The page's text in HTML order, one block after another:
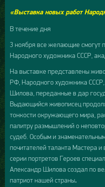
«Выставка новых работ
В течение дня
3 ноября все желающие смогут
Народного художника СССР,
На выставке представлены
РФ, Народного художника
Шилова, переданные в дар
Выдающийся живописец
тонкости окружающего мира,
палитру размышлений о
судеб. Особым и
почитателей таланта Мастера
серии портретов Героев
Александр Шилова создал по
патриот нашей страны.